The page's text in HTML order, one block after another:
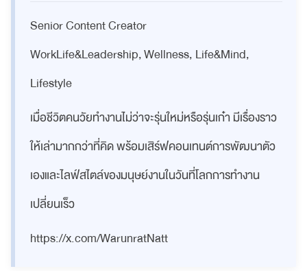
Senior Content Creator
WorkLife&Leadership, Wellness, Life&Mind,
Lifestyle
เมื่อชีวิตคนวัยทำงานไม่ว่าจะรุ่นใหม่หรือรุ่นเก๋า มีเรื่องราว
ให้เล่ามากกว่าที่คิด พร้อมเสิร์ฟคอนเทนต์การพัฒนาตัว
เองและไลฟ์สไตล์ของมนุษย์งานในวันที่โลกการทำงาน
เปลี่ยนเร็ว
https://x.com/WarunratNatt